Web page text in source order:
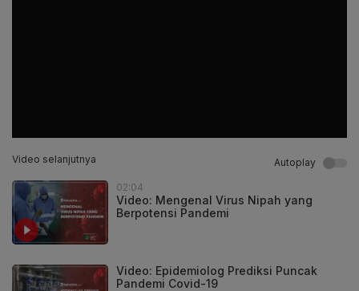
Video selanjutnya Autoplay
02:04
Video: Mengenal Virus Nipah yang
Berpotensi Pandemi
Video: Epidemiolog Prediksi Puncak
Pandemi Covid-19